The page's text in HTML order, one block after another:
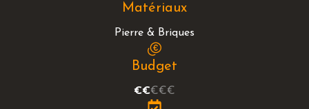
Matériaux
Pierre & Briques
Budget
€€€€€